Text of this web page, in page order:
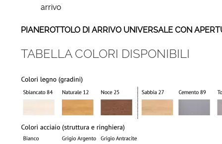
arrivo
PIANEROTTOLO DI ARRIVO UNIVERSALE CON
TABELLA COLORI DISPONIBILI